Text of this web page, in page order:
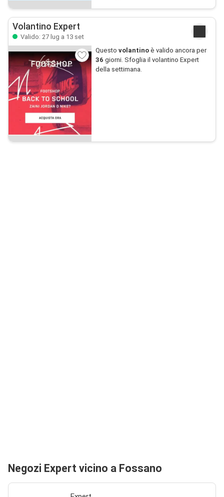
Volantino Expert
Valido: 27 lug a 13 set
Questo volantinoè valido ancora per
36 giorni. Sfoglia il volantino Expert
della settimana.
Negozi Expert vicino a Fossano